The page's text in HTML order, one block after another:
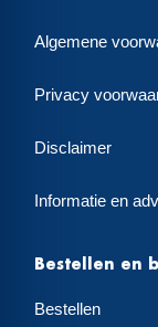
Algemene
Privacy
Disclaimer
Informatie en
Bestellen en
Bestellen